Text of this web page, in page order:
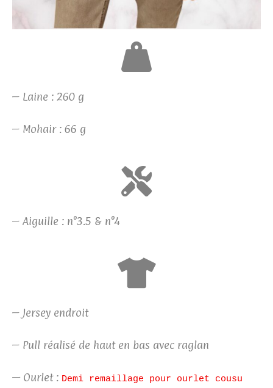
– Laine : 260 g
– Mohair : 66 g
– Aiguille : n°3.5 & n°4
– Jersey endroit
– Pull réalisé de haut en bas avec raglan
— Ourlet : Demi remaillage pour ourlet cousu